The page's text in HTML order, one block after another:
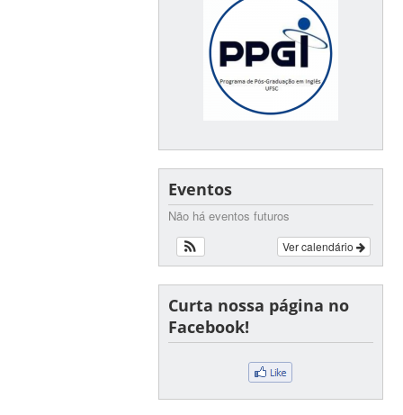
Eventos
Não há eventos futuros
Ver calendário
Curta nossa página no
Facebook!